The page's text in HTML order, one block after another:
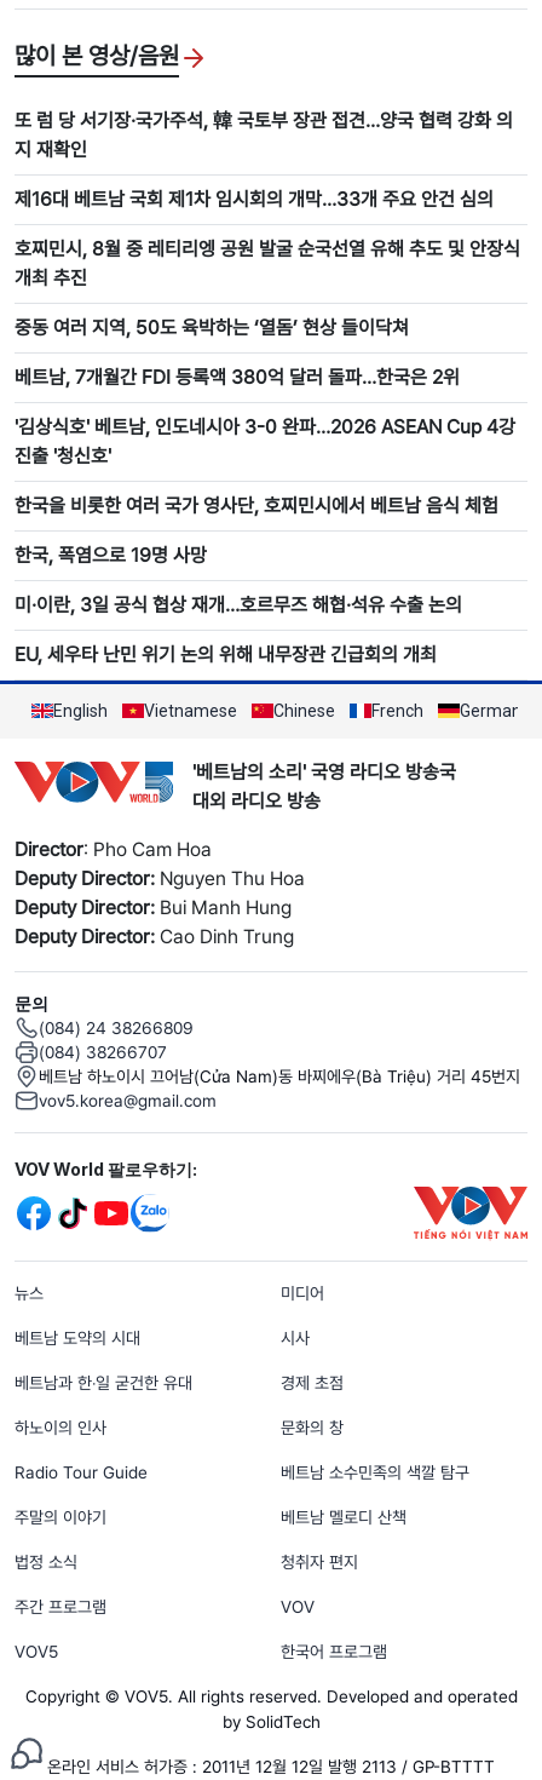
많이 본 영상/음원
또 럼 당 서기장·국가주석, 韓 국토부 장관 접견…양국 협력 강화 의
지 재확인
제16대 베트남 국회 제1차 임시회의 개막…33개 주요 안건 심의
호찌민시, 8월 중 레티리엥 공원 발굴 순국선열 유해 추도 및 안장식
개최 추진
중동 여러 지역, 50도 육박하는 ‘열돔’ 현상 들이닥쳐
베트남, 7개월간 FDI 등록액 380억 달러 돌파…한국은 2위
'김상식호' 베트남, 인도네시아 3-0 완파…2026 ASEAN Cup 4강
진출 '청신호'
한국을 비롯한 여러 국가 영사단, 호찌민시에서 베트남 음식 체험
한국, 폭염으로 19명 사망
미·이란, 3일 공식 협상 재개…호르무즈 해협·석유 수출 논의
EU, 세우타 난민 위기 논의 위해 내무장관 긴급회의 개최
English Vietnamese Chinese French German
'베트남의 소리' 국영 라디오 방송국
대외 라디오 방송
Director: Pho Cam Hoa
Deputy Director: Nguyen Thu Hoa
Deputy Director: Bui Manh Hung
Deputy Director: Cao Dinh Trung
문의
(084) 24 38266809
(084) 38266707
베트남 하노이시 끄어남(Cửa Nam)동 바찌에우(Bà Triệu) 거리 45번지
vov5.korea@gmail.com
Mạng xã hội
VOV World 팔로우하기:
menu footer tiếng Hàn
뉴스 미디어
베트남 도약의 시대 시사
베트남과 한‧일 굳건한 유대 경제 초점
하노이의 인사 문화의 창
Radio Tour Guide 베트남 소수민족의 색깔 탐구
주말의 이야기 베트남 멜로디 산책
법정 소식 청취자 편지
주간 프로그램 VOV
VOV5 한국어 프로그램
Copyright © VOV5. All rights reserved. Developed and operated
by SolidTech
온라인 서비스 허가증 : 2011년 12월 12일 발행 2113 / GP-BTTTT